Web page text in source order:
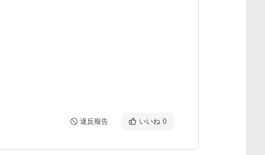
違反報告 いいね 0